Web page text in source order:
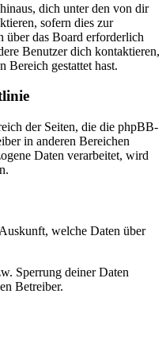
dich unter den von dir
sofern dies zur
über das Board erforderlich
Benutzer dich kontaktieren,
Bereich gestattet hast.
der Seiten, die die phpBB-
in anderen Bereichen
Daten verarbeitet, wird
welche Daten über
Sperrung deiner Daten
Betreiber.